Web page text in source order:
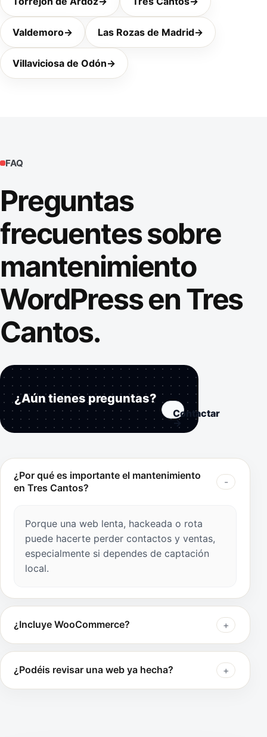
Valdemoro→ Las Rozas de Madrid→
Villaviciosa de Odón→
FAQ
Preguntas
frecuentes sobre
mantenimiento
WordPress en Tres
Cantos.
¿Aún tienes preguntas?
Contactar
→
¿Por qué es importante el mantenimiento
en Tres Cantos?
Porque una web lenta, hackeada o rota
puede hacerte perder contactos y ventas,
especialmente si dependes de captación
local.
¿Incluye WooCommerce?
¿Podéis revisar una web ya hecha?